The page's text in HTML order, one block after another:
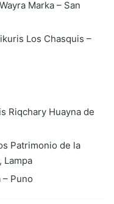
Marka – San
Los Chasquis –
Riqchary Huayna de
Patrimonio de la
Lampa
Puno